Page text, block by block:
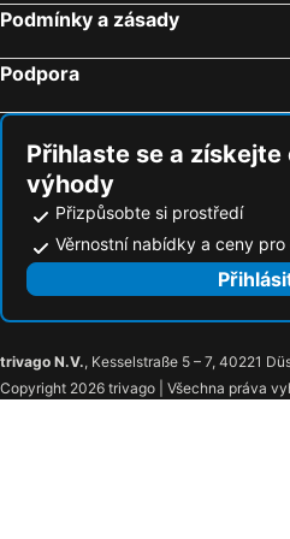
Le Panoramic Boutique Hôtel
Novotel Suites Nice Airport
Hotel Danemark
Hôtel Normandie
Best Western Hotel Lakmi Nice
Amaryllis
Hôtel Bristol
Podmínky a zásady
Podpora
Přihlaste se a
výhody
Přizpůsobte si prostředí
Věrnostní nabídky a ceny pro
trivago N.V., Kesselstraße 5 – 7, 40221
Copyright 2026 trivago | Všechna práva